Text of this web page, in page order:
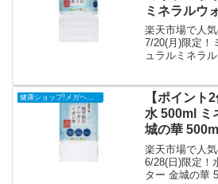
ミネラルウ
の華 2L 6本
格・送料・
楽天市場で人気
7/20(月)限定！
ュラルミネラ
売中（送料込
ザーレビュー
報・購入方法
健康ショップ!メガヘルス
【ポイント
水 500ml ミ
城の華
ント還元ま
楽天市場で人気
6/28(日)限定！
ター 金城の華